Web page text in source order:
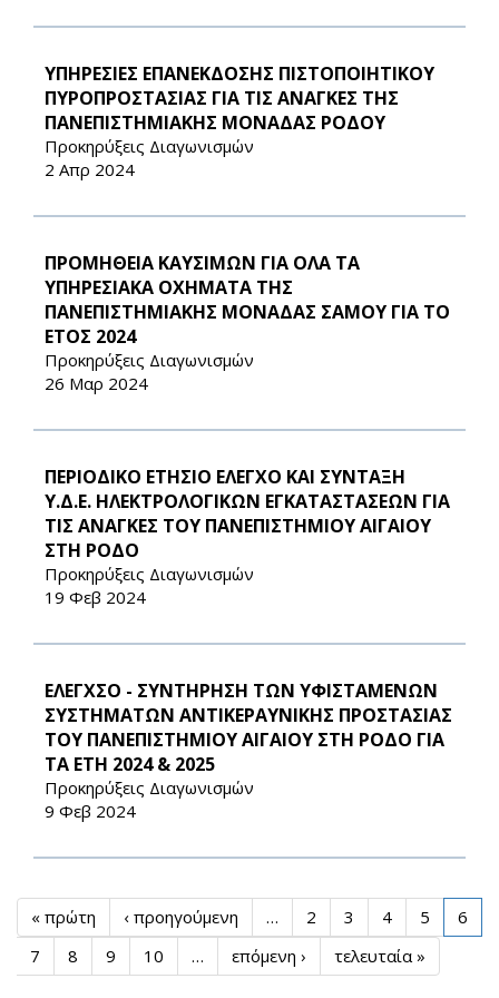
ΥΠΗΡΕΣΙΕΣ ΕΠΑΝΕΚΔΟΣΗΣ ΠΙΣΤΟΠΟΙΗΤΙΚΟΥ
ΠΥΡΟΠΡΟΣΤΑΣΙΑΣ ΓΙΑ ΤΙΣ ΑΝΑΓΚΕΣ ΤΗΣ
ΠΑΝΕΠΙΣΤΗΜΙΑΚΗΣ ΜΟΝΑΔΑΣ ΡΟΔΟΥ
Προκηρύξεις Διαγωνισμών
2 Απρ 2024
ΠΡΟΜΗΘΕΙΑ ΚΑΥΣΙΜΩΝ ΓΙΑ ΟΛΑ ΤΑ
ΥΠΗΡΕΣΙΑΚΑ ΟΧΗΜΑΤΑ ΤΗΣ
ΠΑΝΕΠΙΣΤΗΜΙΑΚΗΣ ΜΟΝΑΔΑΣ ΣΑΜΟΥ ΓΙΑ ΤΟ
ΕΤΟΣ 2024
Προκηρύξεις Διαγωνισμών
26 Μαρ 2024
ΠΕΡΙΟΔΙΚΟ ΕΤΗΣΙΟ ΕΛΕΓΧΟ ΚΑΙ ΣΥΝΤΑΞΗ
Υ.Δ.Ε. ΗΛΕΚΤΡΟΛΟΓΙΚΩΝ ΕΓΚΑΤΑΣΤΑΣΕΩΝ ΓΙΑ
ΤΙΣ ΑΝΑΓΚΕΣ ΤΟΥ ΠΑΝΕΠΙΣΤΗΜΙΟΥ ΑΙΓΑΙΟΥ
ΣΤΗ ΡΟΔΟ
Προκηρύξεις Διαγωνισμών
19 Φεβ 2024
ΕΛΕΓΧΣΟ - ΣΥΝΤΗΡΗΣΗ ΤΩΝ ΥΦΙΣΤΑΜΕΝΩΝ
ΣΥΣΤΗΜΑΤΩΝ ΑΝΤΙΚΕΡΑΥΝΙΚΗΣ ΠΡΟΣΤΑΣΙΑΣ
ΤΟΥ ΠΑΝΕΠΙΣΤΗΜΙΟΥ ΑΙΓΑΙΟΥ ΣΤΗ ΡΟΔΟ ΓΙΑ
ΤΑ ΕΤΗ 2024 & 2025
Προκηρύξεις Διαγωνισμών
9 Φεβ 2024
« πρώτη ‹ προηγούμενη … 2 3 4 5
6
7
8 9 10 … επόμενη › τελευταία »